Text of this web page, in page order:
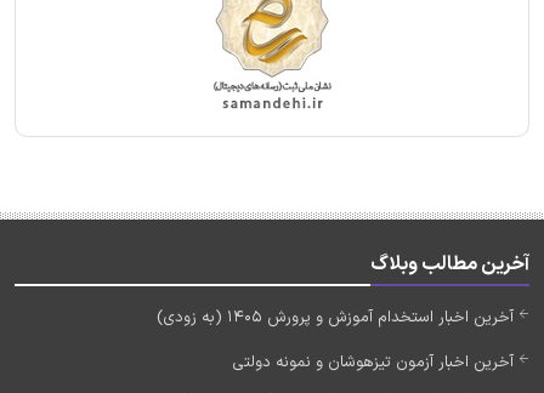
آخرین مطالب وبلاگ
آخرین اخبار استخدام آموزش و پرورش 1405 (به زودی)
آخرین اخبار آزمون تیزهوشان و نمونه دولتی